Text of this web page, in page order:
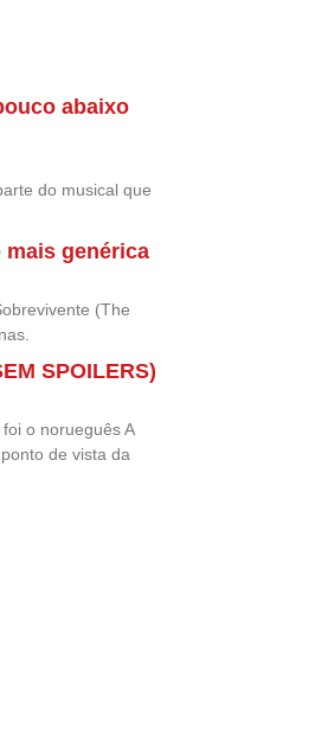
abaixo
do musical que
mais genérica
(The
SPOILERS)
o norueguês A
de vista da